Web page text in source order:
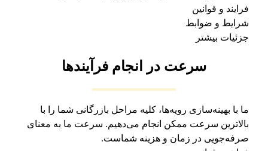
فرایند و قوانین
شرایط و ضوابط
جزئیات بیشتر
سرعت در انجام فرآیندها
ما با بهینه‌سازی رویه‌ها، کلیه مراحل بازرگانی شما را با
بالاترین سرعت ممکن انجام می‌دهیم. سرعت ما به معنای
صرفه‌جویی در زمان و هزینه شماست.